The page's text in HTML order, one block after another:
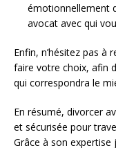
émotionnellement
avocat avec qui
Enfin, n’hésitez pas à
faire votre choix, afin
qui correspondra le
En résumé, divorcer
et sécurisée pour
Grâce à son expertise